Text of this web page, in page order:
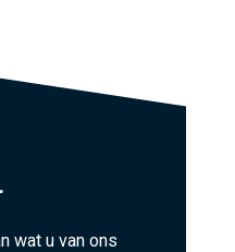
wat u van ons